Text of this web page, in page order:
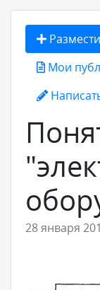
Добавить
Мои
28 января